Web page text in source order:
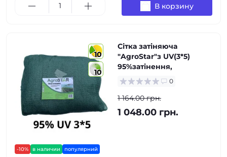
В корзину
10
10
-10% в наличии популярний
Сітка затіняюча
"AgroStar"з UV(3*5)
95%затінення,
0
1 164.00 грн.
1 048.00 грн.